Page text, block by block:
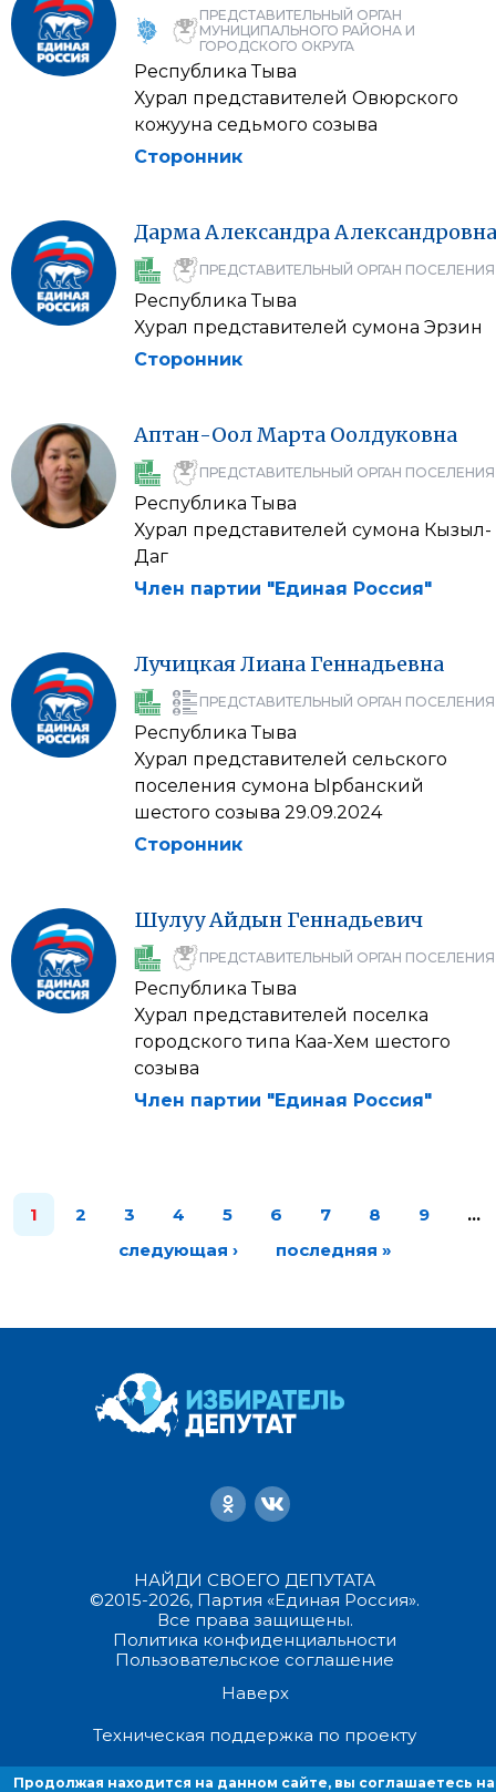
ПРЕДСТАВИТЕЛЬНЫЙ ОРГАН
МУНИЦИПАЛЬНОГО РАЙОНА И
ГОРОДСКОГО ОКРУГА
Республика Тыва
Хурал представителей Овюрского
кожууна седьмого созыва
Сторонник
ДармаАлександраАлександровна
ПРЕДСТАВИТЕЛЬНЫЙ ОРГАН ПОСЕЛЕНИЯ
Республика Тыва
Хурал представителей сумона Эрзин
Сторонник
Аптан-ОолМарта Оолдуковна
ПРЕДСТАВИТЕЛЬНЫЙ ОРГАН ПОСЕЛЕНИЯ
Республика Тыва
Хурал представителей сумона Кызыл-
Даг
Член партии "Единая Россия"
ЛучицкаяЛиана Геннадьевна
ПРЕДСТАВИТЕЛЬНЫЙ ОРГАН ПОСЕЛЕНИЯ
Республика Тыва
Хурал представителей сельского
поселения сумона Ырбанский
шестого созыва 29.09.2024
Сторонник
ШулууАйдын Геннадьевич
ПРЕДСТАВИТЕЛЬНЫЙ ОРГАН ПОСЕЛЕНИЯ
Республика Тыва
Хурал представителей поселка
городского типа Каа-Хем шестого
созыва
Член партии "Единая Россия"
1 2 3 4 5 6 7 8 9
…
следующая ›
последняя »
НАЙДИ СВОЕГО ДЕПУТАТА
©2015-2026, Партия «Единая Россия».
Все права защищены.
Политика конфиденциальности
Пользовательское соглашение
Наверх
Техническая поддержка по проекту
Продолжая находиться на данном сайте, вы соглашаетесь на
Продолжая находится на данном сайте, вы соглашаетесь на